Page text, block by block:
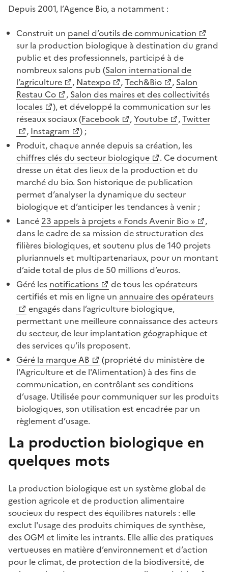
Depuis 2001, l’Agence Bio, a notamment :
Construit un panel d’outils de communication
sur la production biologique à destination du grand
public et des professionnels, participé à de
nombreux salons pub (Salon international de
l’agriculture
, Natexpo ,Tech&Bio , Salon
Restau Co
, Salon des maires et des collectivités
locales
), et développé la communication sur les
réseaux sociaux (Facebook ,Youtube ,Twitter
, Instagram
) ;
Produit, chaque année depuis sa création, les
chiffres clés du secteur biologique
. Ce document
dresse un état des lieux de la production et du
marché du bio. Son historique de publication
permet d’analyser la dynamique du secteur
biologique et d’anticiper les tendances à venir ;
Lancé 23 appels à projets « Fonds Avenir Bio »
,
dans le cadre de sa mission de structuration des
filières biologiques, et soutenu plus de 140 projets
pluriannuels et multipartenariaux, pour un montant
d’aide total de plus de 50 millions d’euros.
Géré les notifications
de tous les opérateurs
certifiés et mis en ligne un annuaire des opérateurs
engagés dans l’agriculture biologique,
permettant une meilleure connaissance des acteurs
du secteur, de leur implantation géographique et
des services qu’ils proposent.
Géré la marque AB
(propriété du ministère de
l'Agriculture et de l'Alimentation) à des fins de
communication, en contrôlant ses conditions
d’usage. Utilisée pour communiquer sur les produits
biologiques, son utilisation est encadrée par un
règlement d’usage.
La production biologique en
quelques mots
La production biologique est un système global de
gestion agricole et de production alimentaire
soucieux du respect des équilibres naturels : elle
exclut l'usage des produits chimiques de synthèse,
des OGM et limite les intrants. Elle allie des pratiques
vertueuses en matière d’environnement et d’action
pour le climat, de protection de la biodiversité, de